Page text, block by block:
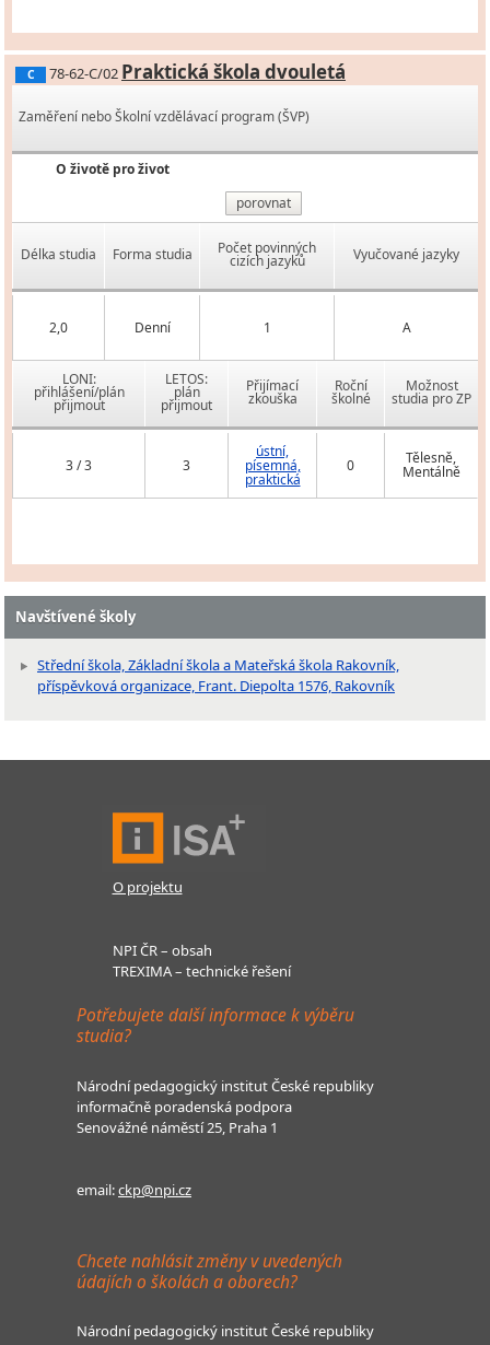
C 78-62-C/02 Praktická škola dvouletá
Zaměření nebo Školní vzdělávací program (ŠVP)
O životě pro život
porovnat
Délka studia Forma studia Počet povinných
cizích jazyků Vyučované jazyky
2,0 Denní 1 A
LONI:
přihlášení/plán
přijmout
LETOS:
plán
přijmout
Přijímací
zkouška
Roční
školné
Možnost
studia pro ZP
3 / 3 3
ústní,
písemná,
praktická
0 Tělesně,
Mentálně
Navštívené školy
Střední škola, Základní škola a Mateřská škola Rakovník,
příspěvková organizace, Frant. Diepolta 1576, Rakovník
O projektu
NPI ČR – obsah
TREXIMA – technické řešení
Potřebujete další informace k výběru
studia?
Národní pedagogický institut České republiky
informačně poradenská podpora
Senovážné náměstí 25, Praha 1
email:ckp@npi.cz
Chcete nahlásit změny v uvedených
údajích o školách a oborech?
Národní pedagogický institut České republiky